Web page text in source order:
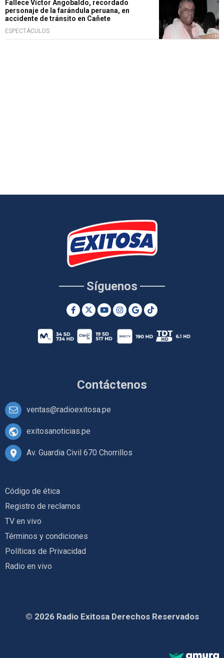
Fallece Víctor Angobaldo, recordado
personaje de la farándula peruana, en
accidente de tránsito en Cañete
ESPECTÁCULOS
Contáctenos
ventas@radioexitosa.pe
exitosanoticias.pe
Av. Guardia Civil 670 Chorrillos
Síguenos
Código de ética
Registro de reclamos
TV en vivo
Términos y condiciones
Políticas de Privacidad
Radio en vivo
© 2026 Radio Exitosa Derechos Reservados